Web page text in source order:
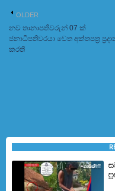
OLDER
නව තානාපතිවරුන් 07 ක්
ජනාධිපතිවරයා වෙත අක්තපත්‍ර
කරති